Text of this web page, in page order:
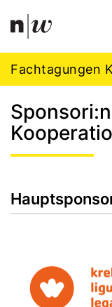
Navigation
Fachtagungen
Footer